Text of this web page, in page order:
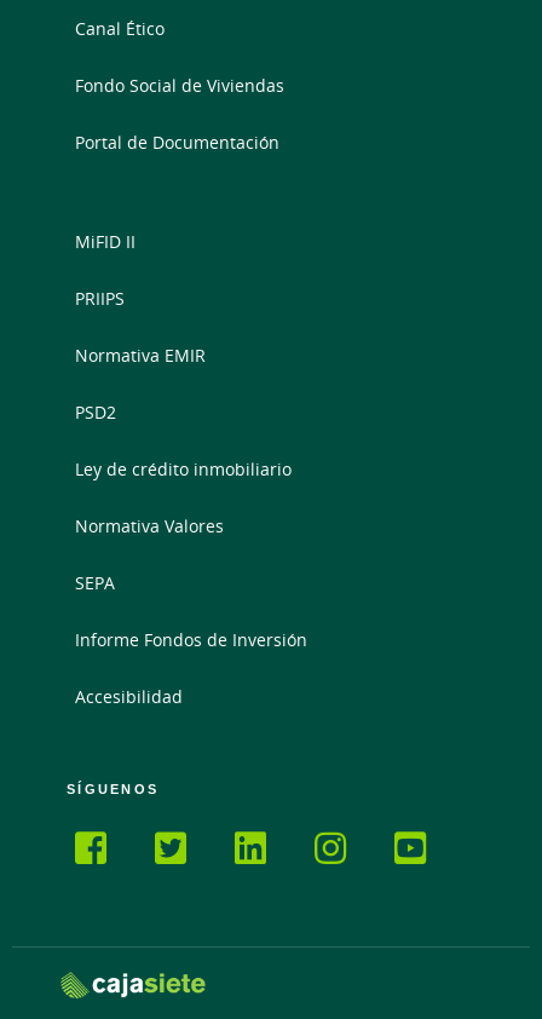
Canal Ético
Fondo Social de Viviendas
Portal de Documentación
MiFID II
PRIIPS
Normativa EMIR
PSD2
Ley de crédito inmobiliario
Normativa Valores
SEPA
Informe Fondos de Inversión
Accesibilidad
SÍGUENOS